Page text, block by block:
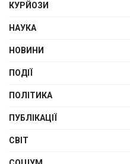
КУРЙОЗИ
НАУКА
НОВИНИ
ПОДІЇ
ПОЛІТИКА
ПУБЛІКАЦІЇ
СВІТ